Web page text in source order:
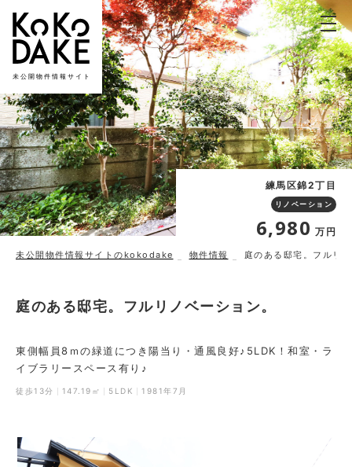
未公開物件情報サイト
練馬区錦2丁目
リノベーション
6,980 万円
未公開物件情報サイトのkokodake 物件情報 庭のある邸宅。フルリ
庭のある邸宅。フルリノベーション。
東側幅員8ｍの緑道につき陽当り・通風良好♪5LDK！和室・ラ
イブラリースペース有り♪
徒歩13分 147.19㎡ 5LDK 1981年7月